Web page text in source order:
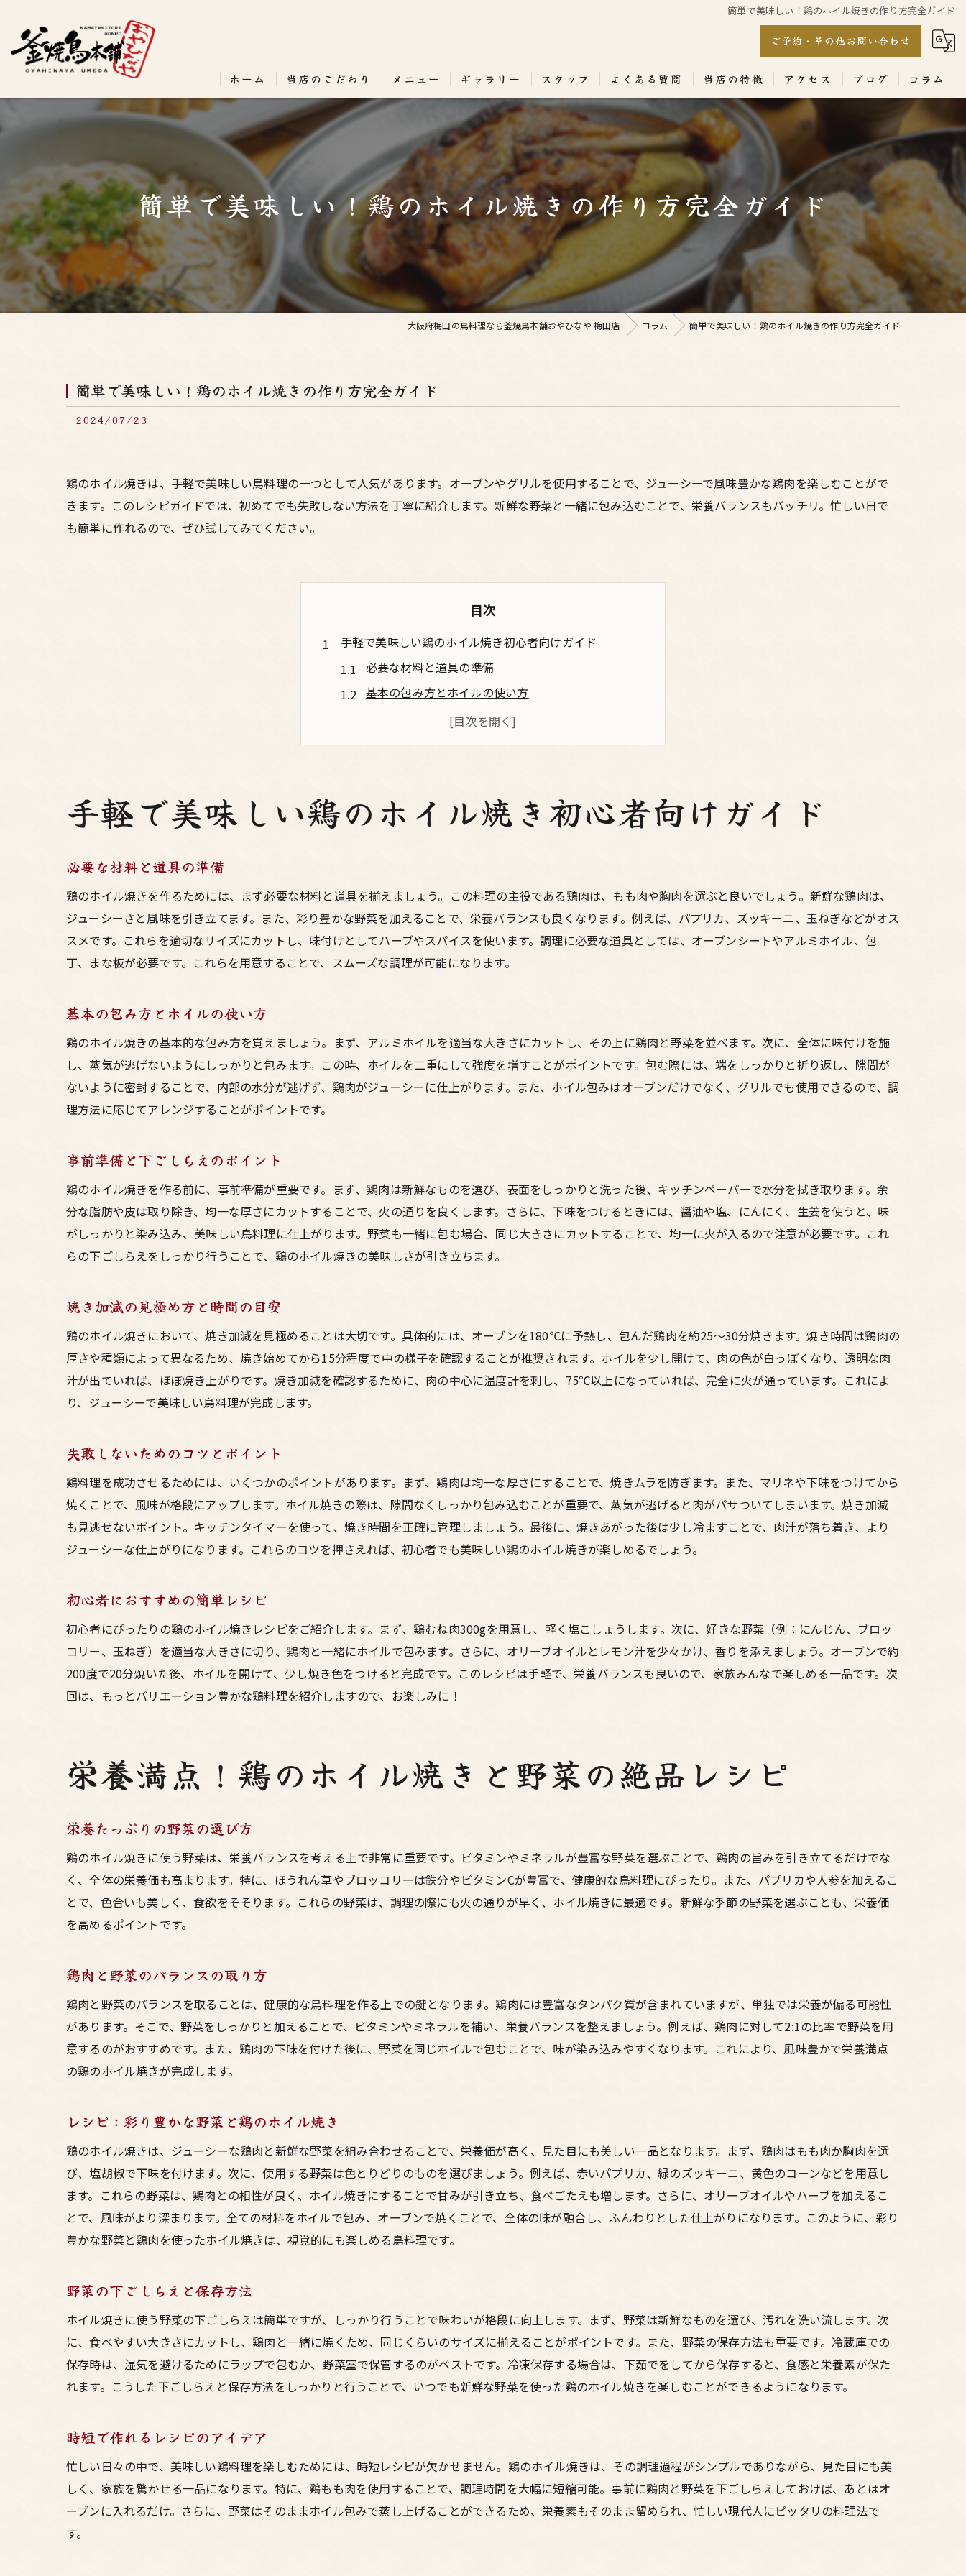
簡単で美味しい！鶏のホイル焼きの作り方完全ガイド
ご予約・その他お問い合わせ
ホーム 当店のこだわり メニュー ギャラリー スタッフ よくある質問 当店の特徴
居酒屋
専門店
ランチ
テイクアウト
コース
アクセス ブログ コラム
簡単で美味しい！鶏のホイル焼きの作り方完全ガイド
大阪府梅田の鳥料理なら釜焼鳥本舗おやひなや 梅田店 コラム 簡単で美味しい！鶏のホイル焼きの作り方完全ガイド
簡単で美味しい！鶏のホイル焼きの作り方完全ガイド
2024/07/23
鶏のホイル焼きは、手軽で美味しい鳥料理の一つとして人気があります。オーブンやグリルを使用することで、ジューシーで風味豊かな鶏肉を楽しむことがで
きます。このレシピガイドでは、初めてでも失敗しない方法を丁寧に紹介します。新鮮な野菜と一緒に包み込むことで、栄養バランスもバッチリ。忙しい日で
も簡単に作れるので、ぜひ試してみてください。
目次
手軽で美味しい鶏のホイル焼き初心者向けガイド
必要な材料と道具の準備
基本の包み方とホイルの使い方
事前準備と下ごしらえのポイント
焼き加減の見極め方と時間の目安
栄養満点！鶏のホイル焼きと野菜の絶品レシピ
レシピ：彩り豊かな野菜と鶏のホイル焼き
野菜の下ごしらえと保存方法
時短で作れるレシピのアイデア
野菜を美味しく仕上げるコツ
ホイル焼きで鶏肉を柔らかくする方法
風味を引き立てる調味料の選び方
ジューシーさを保つための焼き方
30分で作れる時短レシピ
忙しい時のための事前準備方法
冷蔵庫にある食材で作る簡単レシピ
初めてでも安心鶏のホイル焼き完璧な焼き加減のコツ
初心者におすすめの焼き加減の見極め方
焼き加減チェックのポイント
オーブンを使った鶏のホイル焼き風味豊かな鳥料理
オーブンの設定と温度管理のコツ
オーブンを使ったホイル焼きの基本レシピ
簡単にできるアレンジレシピ
オーブン調理での注意点
グリルで楽しむ鶏のホイル焼きジューシーな仕上がり
風味を逃さない包み方のコツ
グリル調理のポイントと注意点
栄養バランス抜群鶏のホイル焼きと新鮮野菜の組み合わせ
新鮮野菜の選び方と保存方法
家族全員が喜ぶ栄養満点レシピ
季節の野菜を使ったアレンジレシピ
手軽で美味しい鶏のホイル焼き初心者向けガイド
必要な材料と道具の準備
鶏のホイル焼きを作るためには、まず必要な材料と道具を揃えましょう。この料理の主役である鶏肉は、もも肉や胸肉を選ぶと良いでしょう。新鮮な鶏肉は、
ジューシーさと風味を引き立てます。また、彩り豊かな野菜を加えることで、栄養バランスも良くなります。例えば、パプリカ、ズッキーニ、玉ねぎなどがオス
スメです。これらを適切なサイズにカットし、味付けとしてハーブやスパイスを使います。調理に必要な道具としては、オーブンシートやアルミホイル、包
丁、まな板が必要です。これらを用意することで、スムーズな調理が可能になります。
基本の包み方とホイルの使い方
鶏のホイル焼きの基本的な包み方を覚えましょう。まず、アルミホイルを適当な大きさにカットし、その上に鶏肉と野菜を並べます。次に、全体に味付けを施
し、蒸気が逃げないようにしっかりと包みます。この時、ホイルを二重にして強度を増すことがポイントです。包む際には、端をしっかりと折り返し、隙間が
ないように密封することで、内部の水分が逃げず、鶏肉がジューシーに仕上がります。また、ホイル包みはオーブンだけでなく、グリルでも使用できるので、調
理方法に応じてアレンジすることがポイントです。
事前準備と下ごしらえのポイント
鶏のホイル焼きを作る前に、事前準備が重要です。まず、鶏肉は新鮮なものを選び、表面をしっかりと洗った後、キッチンペーパーで水分を拭き取ります。余
分な脂肪や皮は取り除き、均一な厚さにカットすることで、火の通りを良くします。さらに、下味をつけるときには、醤油や塩、にんにく、生姜を使うと、味
がしっかりと染み込み、美味しい鳥料理に仕上がります。野菜も一緒に包む場合、同じ大きさにカットすることで、均一に火が入るので注意が必要です。これ
らの下ごしらえをしっかり行うことで、鶏のホイル焼きの美味しさが引き立ちます。
焼き加減の見極め方と時間の目安
鶏のホイル焼きにおいて、焼き加減を見極めることは大切です。具体的には、オーブンを180℃に予熱し、包んだ鶏肉を約25〜30分焼きます。焼き時間は鶏肉の
厚さや種類によって異なるため、焼き始めてから15分程度で中の様子を確認することが推奨されます。ホイルを少し開けて、肉の色が白っぽくなり、透明な肉
汁が出ていれば、ほぼ焼き上がりです。焼き加減を確認するために、肉の中心に温度計を刺し、75℃以上になっていれば、完全に火が通っています。これによ
り、ジューシーで美味しい鳥料理が完成します。
失敗しないためのコツとポイント
鶏料理を成功させるためには、いくつかのポイントがあります。まず、鶏肉は均一な厚さにすることで、焼きムラを防ぎます。また、マリネや下味をつけてから
焼くことで、風味が格段にアップします。ホイル焼きの際は、隙間なくしっかり包み込むことが重要で、蒸気が逃げると肉がパサついてしまいます。焼き加減
も見逃せないポイント。キッチンタイマーを使って、焼き時間を正確に管理しましょう。最後に、焼きあがった後は少し冷ますことで、肉汁が落ち着き、より
ジューシーな仕上がりになります。これらのコツを押さえれば、初心者でも美味しい鶏のホイル焼きが楽しめるでしょう。
初心者におすすめの簡単レシピ
初心者にぴったりの鶏のホイル焼きレシピをご紹介します。まず、鶏むね肉300gを用意し、軽く塩こしょうします。次に、好きな野菜（例：にんじん、ブロッ
コリー、玉ねぎ）を適当な大きさに切り、鶏肉と一緒にホイルで包みます。さらに、オリーブオイルとレモン汁を少々かけ、香りを添えましょう。オーブンで約
200度で20分焼いた後、ホイルを開けて、少し焼き色をつけると完成です。このレシピは手軽で、栄養バランスも良いので、家族みんなで楽しめる一品です。次
回は、もっとバリエーション豊かな鶏料理を紹介しますので、お楽しみに！
栄養満点！鶏のホイル焼きと野菜の絶品レシピ
栄養たっぷりの野菜の選び方
鶏のホイル焼きに使う野菜は、栄養バランスを考える上で非常に重要です。ビタミンやミネラルが豊富な野菜を選ぶことで、鶏肉の旨みを引き立てるだけでな
く、全体の栄養価も高まります。特に、ほうれん草やブロッコリーは鉄分やビタミンCが豊富で、健康的な鳥料理にぴったり。また、パプリカや人参を加えるこ
とで、色合いも美しく、食欲をそそります。これらの野菜は、調理の際にも火の通りが早く、ホイル焼きに最適です。新鮮な季節の野菜を選ぶことも、栄養価
を高めるポイントです。
鶏肉と野菜のバランスの取り方
鶏肉と野菜のバランスを取ることは、健康的な鳥料理を作る上での鍵となります。鶏肉には豊富なタンパク質が含まれていますが、単独では栄養が偏る可能性
があります。そこで、野菜をしっかりと加えることで、ビタミンやミネラルを補い、栄養バランスを整えましょう。例えば、鶏肉に対して2:1の比率で野菜を用
意するのがおすすめです。また、鶏肉の下味を付けた後に、野菜を同じホイルで包むことで、味が染み込みやすくなります。これにより、風味豊かで栄養満点
の鶏のホイル焼きが完成します。
レシピ：彩り豊かな野菜と鶏のホイル焼き
鶏のホイル焼きは、ジューシーな鶏肉と新鮮な野菜を組み合わせることで、栄養価が高く、見た目にも美しい一品となります。まず、鶏肉はもも肉か胸肉を選
び、塩胡椒で下味を付けます。次に、使用する野菜は色とりどりのものを選びましょう。例えば、赤いパプリカ、緑のズッキーニ、黄色のコーンなどを用意し
ます。これらの野菜は、鶏肉との相性が良く、ホイル焼きにすることで甘みが引き立ち、食べごたえも増します。さらに、オリーブオイルやハーブを加えるこ
とで、風味がより深まります。全ての材料をホイルで包み、オーブンで焼くことで、全体の味が融合し、ふんわりとした仕上がりになります。このように、彩り
豊かな野菜と鶏肉を使ったホイル焼きは、視覚的にも楽しめる鳥料理です。
野菜の下ごしらえと保存方法
ホイル焼きに使う野菜の下ごしらえは簡単ですが、しっかり行うことで味わいが格段に向上します。まず、野菜は新鮮なものを選び、汚れを洗い流します。次
に、食べやすい大きさにカットし、鶏肉と一緒に焼くため、同じくらいのサイズに揃えることがポイントです。また、野菜の保存方法も重要です。冷蔵庫での
保存時は、湿気を避けるためにラップで包むか、野菜室で保管するのがベストです。冷凍保存する場合は、下茹でをしてから保存すると、食感と栄養素が保た
れます。こうした下ごしらえと保存方法をしっかりと行うことで、いつでも新鮮な野菜を使った鶏のホイル焼きを楽しむことができるようになります。
時短で作れるレシピのアイデア
忙しい日々の中で、美味しい鶏料理を楽しむためには、時短レシピが欠かせません。鶏のホイル焼きは、その調理過程がシンプルでありながら、見た目にも美
しく、家族を驚かせる一品になります。特に、鶏もも肉を使用することで、調理時間を大幅に短縮可能。事前に鶏肉と野菜を下ごしらえしておけば、あとはオ
ーブンに入れるだけ。さらに、野菜はそのままホイル包みで蒸し上げることができるため、栄養素もそのまま留められ、忙しい現代人にピッタリの料理法で
す。